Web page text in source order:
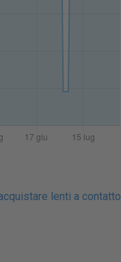
lenti a contatto